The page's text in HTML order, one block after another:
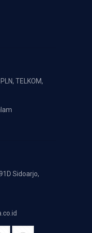
TELKOM,
Sidoarjo,